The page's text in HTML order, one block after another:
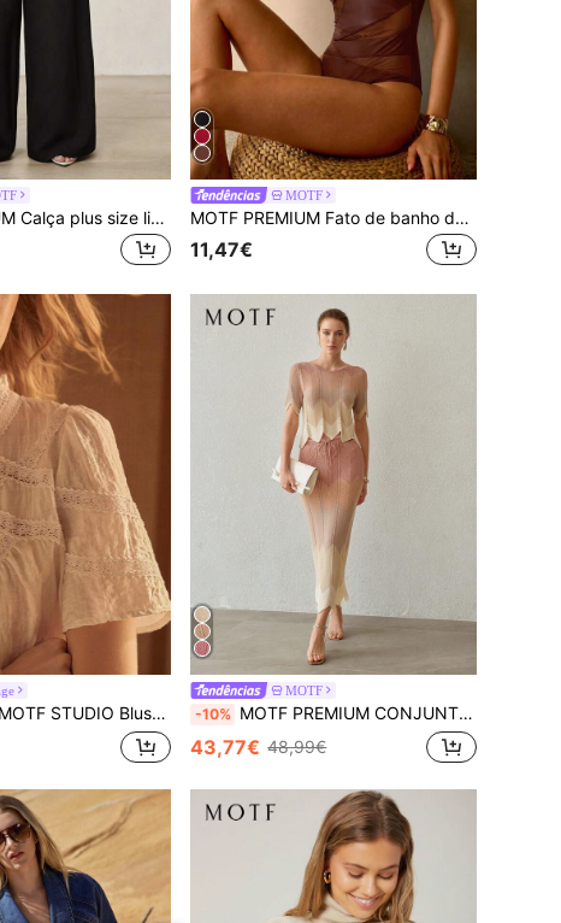
MOTF PREMIUM Calça plus size lisa de cintura alta, bolso inclinado, pregas e pernas largas.
MOTF
MOTF PREMIUM Fato de banho de uma peça elegante e minimalista, com patchwork de malha, linha vazada e ombro único, estilo fácil para férias
11,47€
MOTF STUDIO Blusa feminina em lyocell com detalhe de babado e fita contrastante
MOTF
-10% MOTF PREMIUM CONJUNTO DE 2 PEÇAS DE TOP E SAIA DE MALHA COM CORES CONTRASTANTES PARA MODA DE VERÃO
43,77€ 48,99€